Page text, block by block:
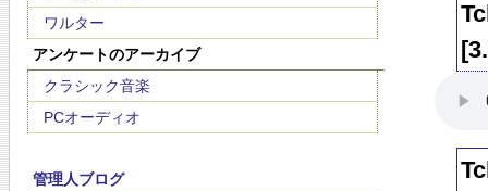
ワルター
アンケートのアーカイブ
クラシック音楽
PCオーディオ
管理人ブログ